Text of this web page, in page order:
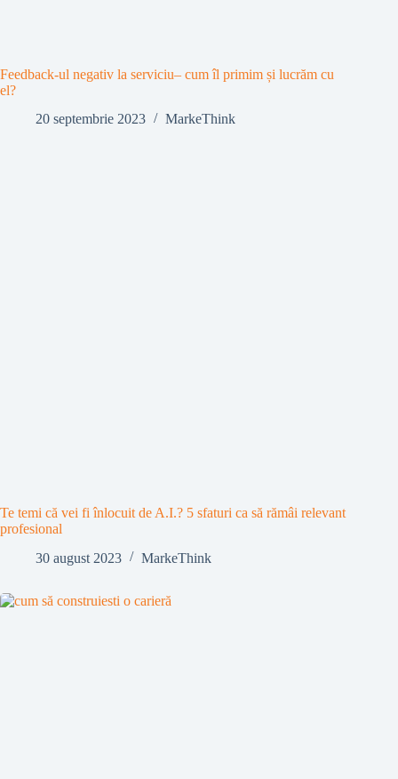
Feedback-ul negativ la serviciu– cum îl primim și lucrăm cu
el?
20 septembrie 2023
MarkeThink
Te temi că vei fi înlocuit de A.I.? 5 sfaturi ca să rămâi relevant
profesional
30 august 2023
MarkeThink